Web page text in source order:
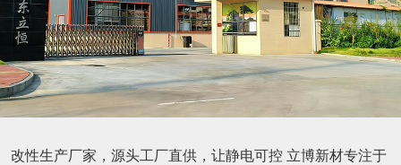
改性生产厂家，源头工厂直供，让静电可控 立博新材专注于